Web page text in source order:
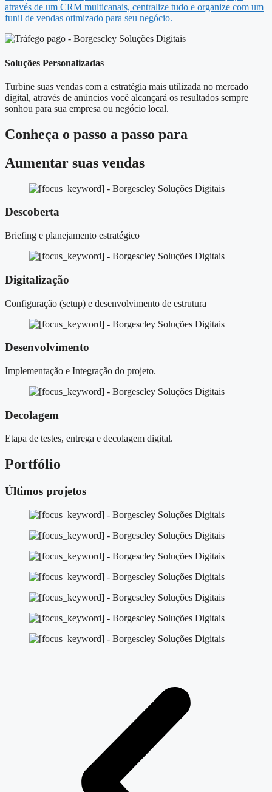
através de um CRM multicanais, centralize tudo e organize com um
funil de vendas otimizado para seu negócio.
Soluções Personalizadas
Turbine suas vendas com a estratégia mais utilizada no mercado
digital, através de anúncios você alcançará os resultados sempre
sonhou para sua empresa ou negócio local.
Conheça o passo a passo para
Aumentar suas vendas
Descoberta
Briefing e planejamento estratégico
Digitalização
Configuração (setup) e desenvolvimento de estrutura
Desenvolvimento
Implementação e Integração do projeto.
Decolagem
Etapa de testes, entrega e decolagem digital.
Portfólio
Últimos projetos